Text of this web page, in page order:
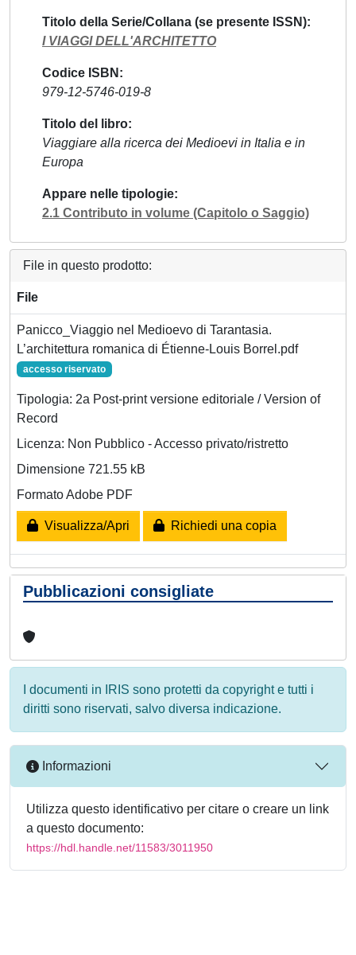
Titolo della Serie/Collana (se presente ISSN)
I VIAGGI DELL'ARCHITETTO
Codice ISBN
979-12-5746-019-8
Titolo del libro
Viaggiare alla ricerca dei Medioevi in Italia e in
Europa
Appare nelle tipologie
2.1 Contributo in volume (Capitolo o Saggio)
File in questo prodotto:
File
Panicco_Viaggio nel Medioevo di Tarantasia.
L’architettura romanica di Étienne-Louis Borrel.pdf
accesso riservato
Tipologia: 2a Post-print versione editoriale / Version of
Record
Licenza: Non Pubblico - Accesso privato/ristretto
Dimensione 721.55 kB
Formato Adobe PDF
Visualizza/Apri Richiedi una copia
Pubblicazioni consigliate
I documenti in IRIS sono protetti da copyright e tutti i
diritti sono riservati, salvo diversa indicazione.
Informazioni
Utilizza questo identificativo per citare o creare un link
a questo documento:
https://hdl.handle.net/11583/3011950